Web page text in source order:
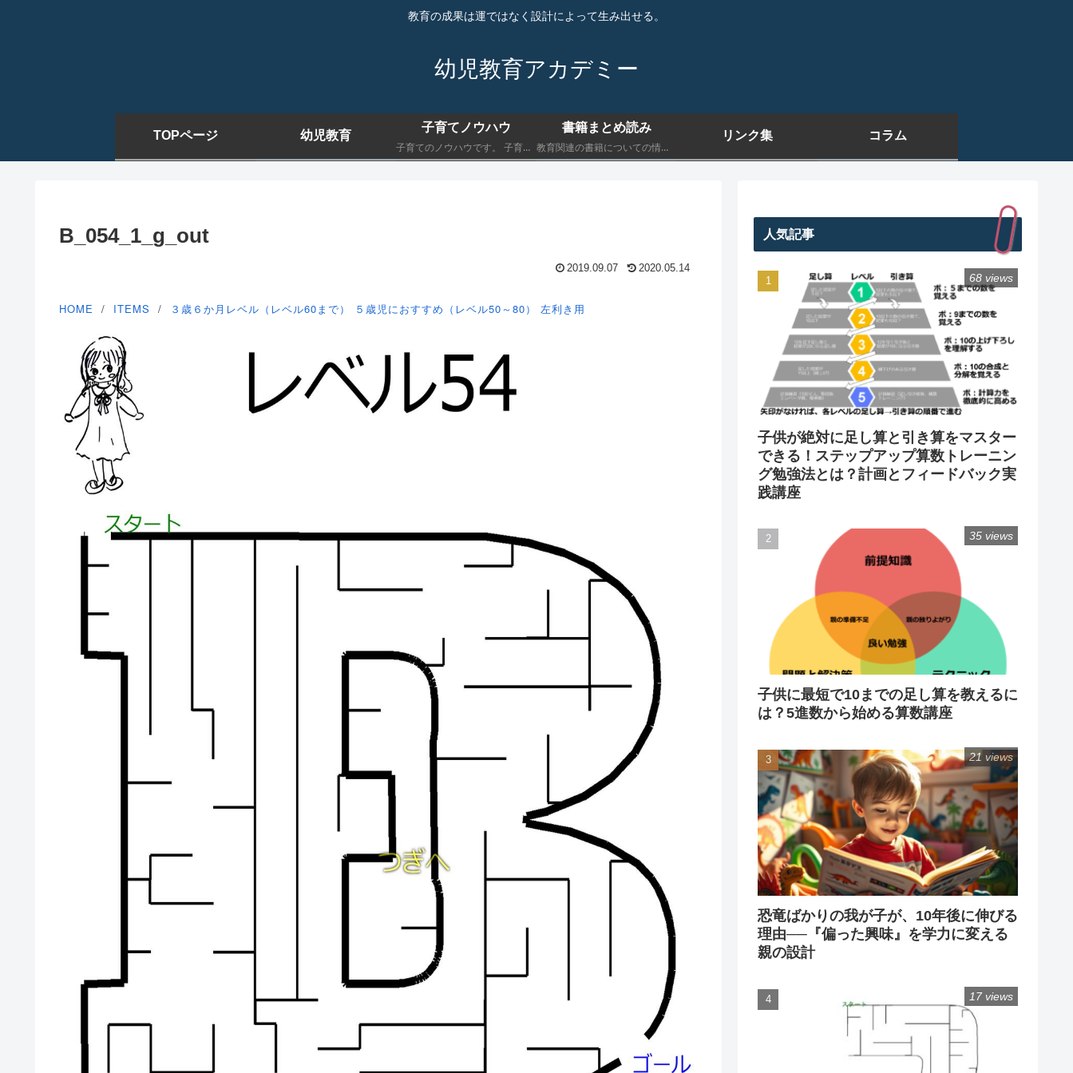
教育の成果は運ではなく設計によって生み出せる。
幼児教育アカデミー
TOPページ 幼児教育
子育てノウハウ
子育てのノウハウです。 子育てにおいて最低限知っておくべきことを書きます。
書籍まとめ読み
教育関連の書籍についての情報です。 子育てにおいて最低限知っておくべきことを書きます。
リンク集 コラム
B_054_1_g_out
2019.09.07 2020.05.14
HOME ITEMS ３歳６か月レベル（レベル60まで） ５歳児におすすめ（レベル50～80） 左利き用
人気記事
子供が絶対に足し算と引き算をマスター
できる！ステップアップ算数トレーニン
グ勉強法とは？計画とフィードバック実
践講座
68 views
子供に最短で10までの足し算を教えるに
は？5進数から始める算数講座
35 views
恐竜ばかりの我が子が、10年後に伸びる
理由──『偏った興味』を学力に変える
親の設計
21 views
17 views